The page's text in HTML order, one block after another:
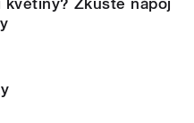
květiny? Zkuste nápoj